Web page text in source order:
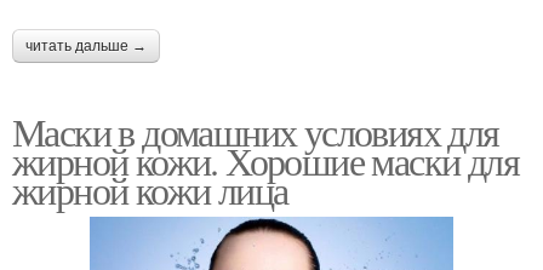
читать дальше →
Маски в домашних условиях для
жирной кожи. Хорошие маски для
жирной кожи лица